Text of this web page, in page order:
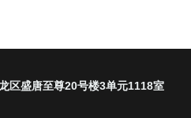
区盛唐至尊20号楼3单元1118室